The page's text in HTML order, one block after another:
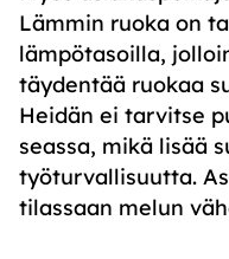
Lämmin ruoka on
lämpötasoilla,
täydentää ruokaa
Heidän ei tarvitse
seassa, mikä lisää
työturvallisuutta.
tilassaan melun